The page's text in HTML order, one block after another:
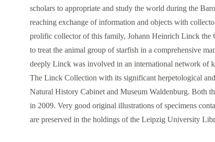
scholars to appropriate and study the world during the
reaching exchange of information and objects with
prolific collector of this family, Johann Heinrich Linck the
to treat the animal group of starfish in a comprehensive
deeply Linck was involved in an international network of
The Linck Collection with its significant herpetological
Natural History Cabinet and Museum Waldenburg. Both
in 2009. Very good original illustrations of specimens
are preserved in the holdings of the Leipzig University